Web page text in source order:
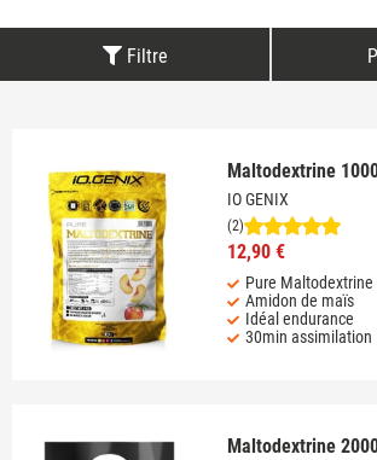
Filtre
Maltodextrine
IO GENIX
(2)
12,90 €
Pure Maltodextrine
Amidon de maïs
Idéal endurance
30min assimilation
Maltodextrine